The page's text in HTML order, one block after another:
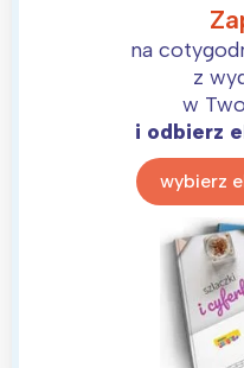
na
z
w
i odbierz
wybierz
Interesują
tego